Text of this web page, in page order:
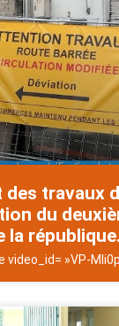
des travaux
du
la
»VP-